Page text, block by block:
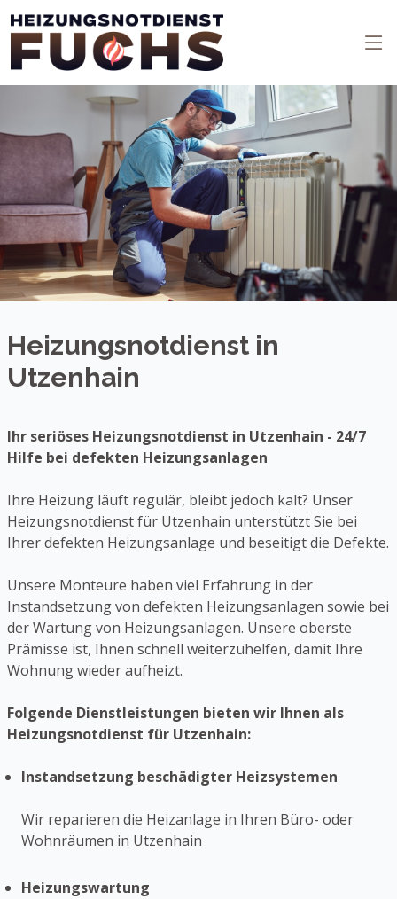
Heizungsnotdienst in
Utzenhain
Ihr seriöses Heizungsnotdienst in Utzenhain - 24/7
Hilfe bei defekten Heizungsanlagen
Ihre Heizung läuft regulär, bleibt jedoch kalt? Unser
Heizungsnotdienst für Utzenhain unterstützt Sie bei
Ihrer defekten Heizungsanlage und beseitigt die Defekte.
Unsere Monteure haben viel Erfahrung in der
Instandsetzung von defekten Heizungsanlagen sowie bei
der Wartung von Heizungsanlagen. Unsere oberste
Prämisse ist, Ihnen schnell weiterzuhelfen, damit Ihre
Wohnung wieder aufheizt.
Folgende Dienstleistungen bieten wir Ihnen als
Heizungsnotdienst für Utzenhain:
Instandsetzung beschädigter Heizsystemen
Wir reparieren die Heizanlage in Ihren Büro- oder
Wohnräumen in Utzenhain
Heizungswartung